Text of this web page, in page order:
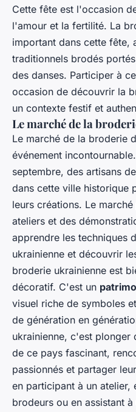
Cette fête est l'occasion
l'amour et la fertilité. La
important dans cette fête,
traditionnels brodés
des danses. Participer à
occasion de découvrir la
un contexte festif et
Le marché de la
Le marché de la broderie
événement
septembre, des artisans
dans cette ville historique
leurs créations. Le
ateliers et des
apprendre les techniques
ukrainienne et découvrir
broderie ukrainienne est
décoratif. C'est un
visuel riche de symboles
de génération en
ukrainienne, c'est plonger
de ce pays fascinant,
passionnés et partager
en participant à un atelier,
brodeurs ou en assistant